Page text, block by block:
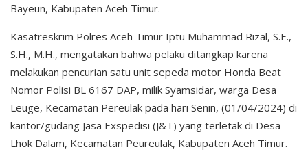
Bayeun, Kabupaten Aceh Timur.
Kasatreskrim Polres Aceh Timur Iptu Muhammad Rizal, S.E.,
S.H., M.H., mengatakan bahwa pelaku ditangkap karena
melakukan pencurian satu unit sepeda motor Honda Beat
Nomor Polisi BL 6167 DAP, milik Syamsidar, warga Desa
Leuge, Kecamatan Pereulak pada hari Senin, (01/04/2024) di
kantor/gudang Jasa Exspedisi (J&T) yang terletak di Desa
Lhok Dalam, Kecamatan Peureulak, Kabupaten Aceh Timur.